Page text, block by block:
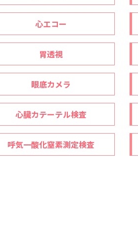
心エコー
胃透視
眼底カメラ
心臓カテーテル検査
呼気一酸化窒素測定検査